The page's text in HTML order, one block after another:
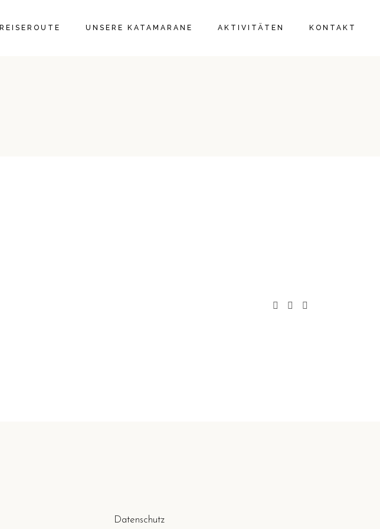
REISEROUTE UNSERE KATAMARANE AKTIVITÄTEN KONTAKT
Datenschutz